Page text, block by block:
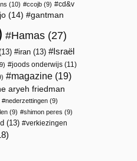
(10) ccojb (9)
cd&v
(14) gantman
Hamas (27)
iran (13)
Israël
joods onderwijs (11)
magazine (19)
aryeh friedman
nederzettingen (9)
(9) shimon peres (9)
(13)
verkiezingen